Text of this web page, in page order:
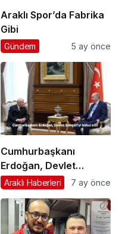
Araklı Spor’da Fabrika
Gibi
Gündem 5 ay önce
Cumhurbaşkanı
Erdoğan, Devlet
Bahçeli’yi kabul etti
Araklı Haberleri 7 ay önce